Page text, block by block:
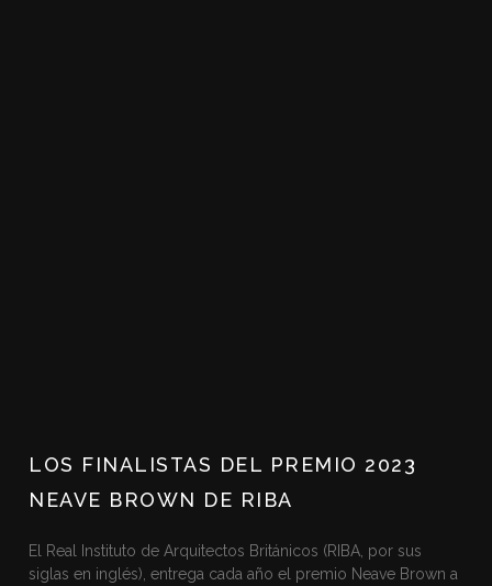
LOS FINALISTAS DEL PREMIO 2023
NEAVE BROWN DE RIBA
El Real Instituto de Arquitectos Británicos (RIBA, por sus
siglas en inglés), entrega cada año el premio Neave Brown a